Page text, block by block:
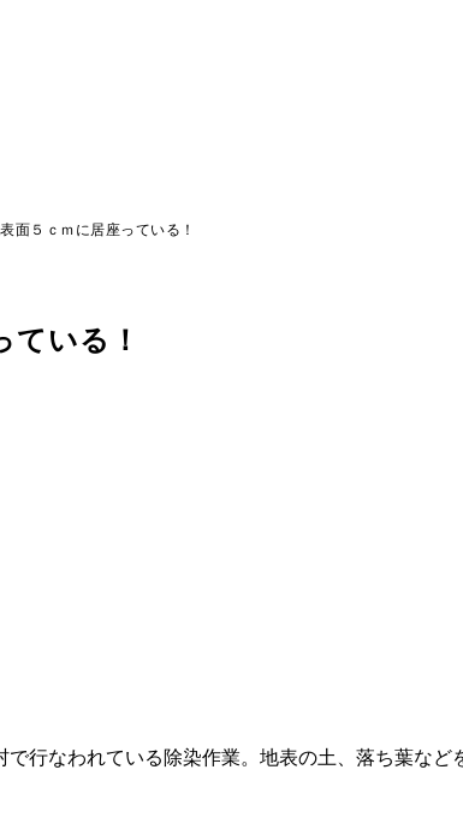
面５ｃｍに居座っている！
ている！
で行なわれている除染作業。地表の土、落ち葉な